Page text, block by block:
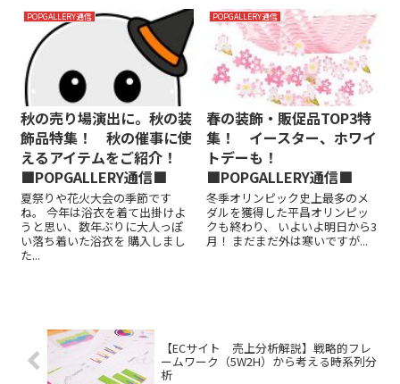
POPGALLERY通信
秋の売り場演出に。秋の装
飾品特集！ 秋の催事に使
えるアイテムをご紹介！
■POPGALLERY通信■
夏祭りや花火大会の季節です
ね。 今年は浴衣を着て出掛けよ
うと思い、数年ぶりに大人っぽ
い落ち着いた浴衣を 購入しまし
た...
POPGALLERY通信
春の装飾・販促品TOP3特
集！ イースター、ホワイ
トデーも！
■POPGALLERY通信■
冬季オリンピック史上最多のメ
ダルを獲得した平昌オリンピッ
クも終わり、 いよいよ明日から3
月！ まだまだ外は寒いですが...
【ECサイト 売上分析解説】戦略的フレ
ームワーク（5W2H）から考える時系列分
析